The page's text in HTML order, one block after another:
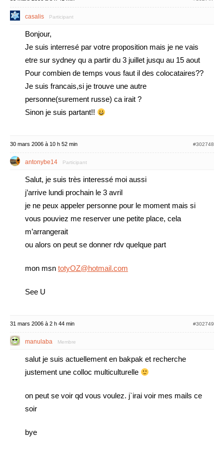
casalis Participant
Bonjour,
Je suis interresé par votre proposition mais je ne vais
etre sur sydney qu a partir du 3 juillet jusqu au 15 aout
Pour combien de temps vous faut il des colocataires??
Je suis francais,si je trouve une autre
personne(surement russe) ca irait ?
Sinon je suis partant!!
30 mars 2006 à 10 h 52 min #302748
antonybe14 Participant
Salut, je suis très interessé moi aussi
j’arrive lundi prochain le 3 avril
je ne peux appeler personne pour le moment mais si
vous pouviez me reserver une petite place, cela
m’arrangerait
ou alors on peut se donner rdv quelque part
mon msn totyOZ@hotmail.com
See U
31 mars 2006 à 2 h 44 min #302749
manulaba Membre
salut je suis actuellement en bakpak et recherche
justement une colloc multiculturelle
on peut se voir qd vous voulez. j`irai voir mes mails ce
soir
bye